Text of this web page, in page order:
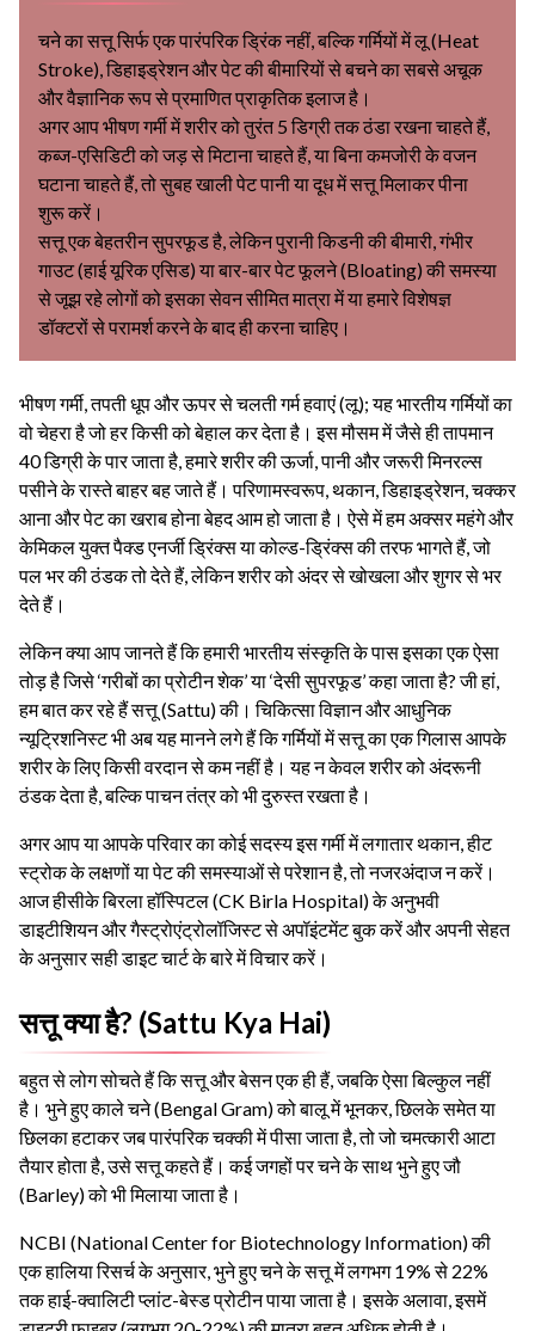
चने का सत्तू सिर्फ एक पारंपरिक ड्रिंक नहीं, बल्कि गर्मियों में लू (Heat
Stroke), डिहाइड्रेशन और पेट की बीमारियों से बचने का सबसे अचूक
और वैज्ञानिक रूप से प्रमाणित प्राकृतिक इलाज है।
अगर आप भीषण गर्मी में शरीर को तुरंत 5 डिग्री तक ठंडा रखना चाहते हैं,
कब्ज-एसिडिटी को जड़ से मिटाना चाहते हैं, या बिना कमजोरी के वजन
घटाना चाहते हैं, तो सुबह खाली पेट पानी या दूध में सत्तू मिलाकर पीना
शुरू करें।
सत्तू एक बेहतरीन सुपरफूड है, लेकिन पुरानी किडनी की बीमारी, गंभीर
गाउट (हाई यूरिक एसिड) या बार-बार पेट फूलने (Bloating) की समस्या
से जूझ रहे लोगों को इसका सेवन सीमित मात्रा में या हमारे विशेषज्ञ
डॉक्टरों से परामर्श करने के बाद ही करना चाहिए।
भीषण गर्मी, तपती धूप और ऊपर से चलती गर्म हवाएं (लू); यह भारतीय गर्मियों का
वो चेहरा है जो हर किसी को बेहाल कर देता है। इस मौसम में जैसे ही तापमान
40 डिग्री के पार जाता है, हमारे शरीर की ऊर्जा, पानी और जरूरी मिनरल्स
पसीने के रास्ते बाहर बह जाते हैं। परिणामस्वरूप, थकान, डिहाइड्रेशन, चक्कर
आना और पेट का खराब होना बेहद आम हो जाता है। ऐसे में हम अक्सर महंगे और
केमिकल युक्त पैक्ड एनर्जी ड्रिंक्स या कोल्ड-ड्रिंक्स की तरफ भागते हैं, जो
पल भर की ठंडक तो देते हैं, लेकिन शरीर को अंदर से खोखला और शुगर से भर
देते हैं।
लेकिन क्या आप जानते हैं कि हमारी भारतीय संस्कृति के पास इसका एक ऐसा
तोड़ है जिसे ‘गरीबों का प्रोटीन शेक’ या ‘देसी सुपरफूड’ कहा जाता है? जी हां,
हम बात कर रहे हैं सत्तू (Sattu) की। चिकित्सा विज्ञान और आधुनिक
न्यूट्रिशनिस्ट भी अब यह मानने लगे हैं कि गर्मियों में सत्तू का एक गिलास आपके
शरीर के लिए किसी वरदान से कम नहीं है। यह न केवल शरीर को अंदरूनी
ठंडक देता है, बल्कि पाचन तंत्र को भी दुरुस्त रखता है।
अगर आप या आपके परिवार का कोई सदस्य इस गर्मी में लगातार थकान, हीट
स्ट्रोक के लक्षणों या पेट की समस्याओं से परेशान है, तो नजरअंदाज न करें।
आज हीसीके बिरला हॉस्पिटल (CK Birla Hospital) के अनुभवी
डाइटीशियन और गैस्ट्रोएंट्रोलॉजिस्ट से अपॉइंटमेंट बुक करें और अपनी सेहत
के अनुसार सही डाइट चार्ट के बारे में विचार करें।
सत्तू क्या है? (Sattu Kya Hai)
बहुत से लोग सोचते हैं कि सत्तू और बेसन एक ही हैं, जबकि ऐसा बिल्कुल नहीं
है। भुने हुए काले चने (Bengal Gram) को बालू में भूनकर, छिलके समेत या
छिलका हटाकर जब पारंपरिक चक्की में पीसा जाता है, तो जो चमत्कारी आटा
तैयार होता है, उसे सत्तू कहते हैं। कई जगहों पर चने के साथ भुने हुए जौ
(Barley) को भी मिलाया जाता है।
NCBI (National Center for Biotechnology Information) की
एक हालिया रिसर्च के अनुसार, भुने हुए चने के सत्तू में लगभग 19% से 22%
तक हाई-क्वालिटी प्लांट-बेस्ड प्रोटीन पाया जाता है। इसके अलावा, इसमें